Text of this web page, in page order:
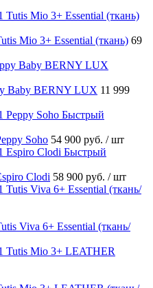
Mio 3+ Essential (ткань) 69
Baby BERNY LUX 11 999
Быстрый
Soho 54 900 руб. / шт
Быстрый
Clodi 58 900 руб. / шт
Viva 6+ Essential (ткань/